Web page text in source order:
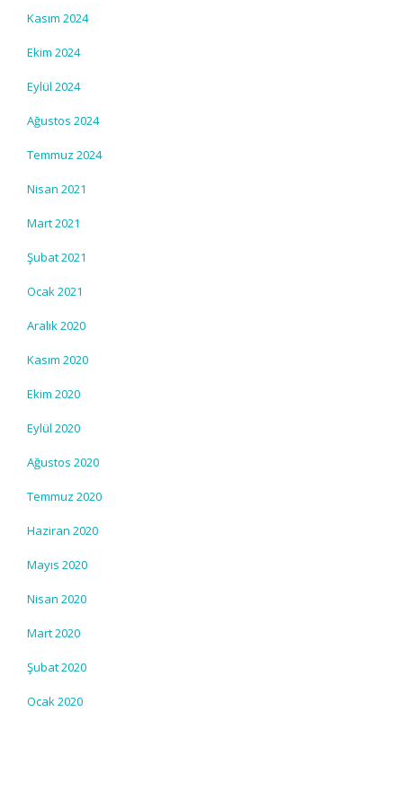
Kasım 2024
Ekim 2024
Eylül 2024
Ağustos 2024
Temmuz 2024
Nisan 2021
Mart 2021
Şubat 2021
Ocak 2021
Aralık 2020
Kasım 2020
Ekim 2020
Eylül 2020
Ağustos 2020
Temmuz 2020
Haziran 2020
Mayıs 2020
Nisan 2020
Mart 2020
Şubat 2020
Ocak 2020